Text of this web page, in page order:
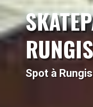
RUNGIS
Spot à Rungis